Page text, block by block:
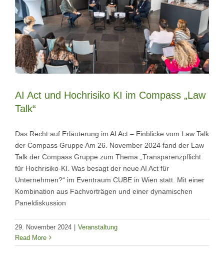
AI Act und Hochrisiko KI im Compass „Law
Talk“
Das Recht auf Erläuterung im AI Act – Einblicke vom Law Talk
der Compass Gruppe Am 26. November 2024 fand der Law
Talk der Compass Gruppe zum Thema „Transparenzpflicht
für Hochrisiko-KI. Was besagt der neue AI Act für
Unternehmen?“ im Eventraum CUBE in Wien statt. Mit einer
Kombination aus Fachvorträgen und einer dynamischen
Paneldiskussion
29. November 2024 | Veranstaltung
Read More